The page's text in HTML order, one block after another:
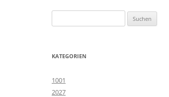
nach:
KATEGORIEN
1001
2027